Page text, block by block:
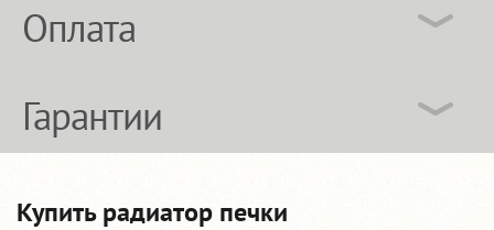
Оплата
Гарантии
Купить радиатор печки